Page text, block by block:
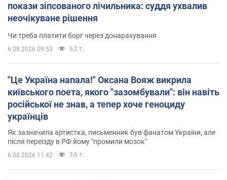
покази зіпсованого лічильника: суддя ухвалив
неочікуване рішення
Чи треба платити борг через донарахування
6.08.2026 09:53 6,2 т.
"Це Україна напала!" Оксана Вояж викрила
київського поета, якого "зазомбували": він навіть
російської не знав, а тепер хоче геноциду
українців
Як зазначила артистка, письменник був фанатом України, але
після переїзду в РФ йому "промили мозок"
6.08.2026 11:42 3,6 т.